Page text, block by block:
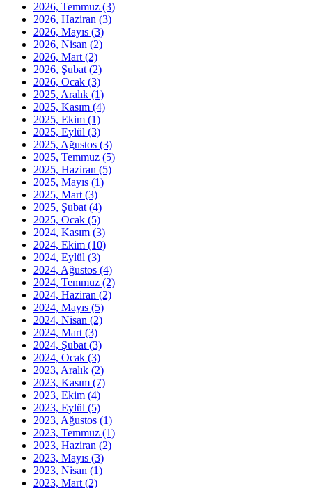
2026, Temmuz (3)
2026, Haziran (3)
2026, Mayıs (3)
2026, Nisan (2)
2026, Mart (2)
2026, Şubat (2)
2026, Ocak (3)
2025, Aralık (1)
2025, Kasım (4)
2025, Ekim (1)
2025, Eylül (3)
2025, Ağustos (3)
2025, Temmuz (5)
2025, Haziran (5)
2025, Mayıs (1)
2025, Mart (3)
2025, Şubat (4)
2025, Ocak (5)
2024, Kasım (3)
2024, Ekim (10)
2024, Eylül (3)
2024, Ağustos (4)
2024, Temmuz (2)
2024, Haziran (2)
2024, Mayıs (5)
2024, Nisan (2)
2024, Mart (3)
2024, Şubat (3)
2024, Ocak (3)
2023, Aralık (2)
2023, Kasım (7)
2023, Ekim (4)
2023, Eylül (5)
2023, Ağustos (1)
2023, Temmuz (1)
2023, Haziran (2)
2023, Mayıs (3)
2023, Nisan (1)
2023, Mart (2)